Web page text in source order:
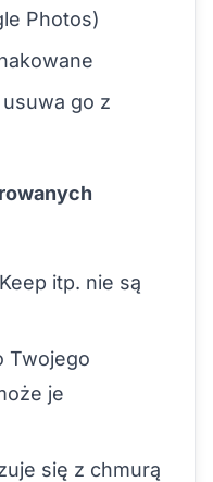
Photos)
go z
itp. nie są
Twojego
je
się z chmurą